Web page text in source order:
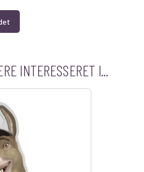
INTERESSERET I...